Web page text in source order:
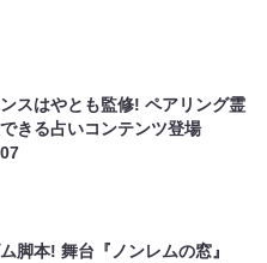
スはやとも監修! ペアリング霊
きる占いコンテンツ登場
脚本! 舞台『ノンレムの窓』